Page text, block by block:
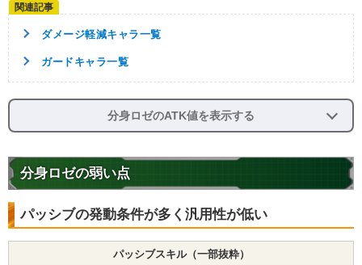
ダメージ軽減キャラ一覧
ガードキャラ一覧
分身ロゼのATK値を表示する
分身ロゼの弱い点
パッシブの発動条件が多く汎用性が低い
パッシブスキル（一部抜粋）